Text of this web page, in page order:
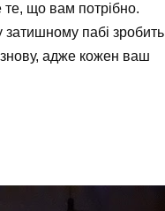
що вам потрібно.
затишному пабі зробить
адже кожен ваш